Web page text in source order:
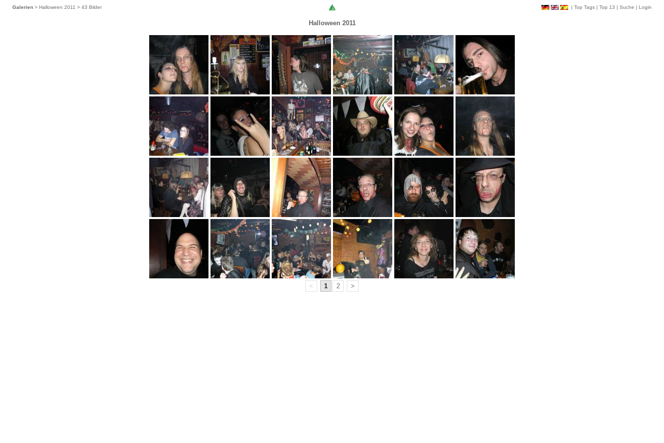
Galerien > Halloween 2011 > 43 Bilder | Top Tags | Top 13 | Suche | Login
Halloween 2011
< 1 2 >